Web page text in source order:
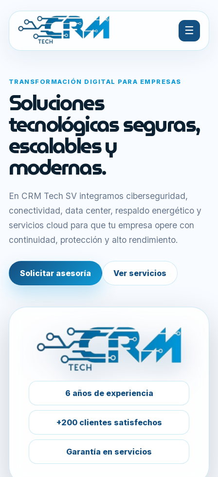
☰
TRANSFORMACIÓN DIGITAL PARA EMPRESAS
Soluciones
tecnológicas seguras,
escalables y
modernas.
En CRM Tech SV integramos ciberseguridad,
conectividad, data center, respaldo energético y
servicios cloud para que tu empresa opere con
continuidad, protección y alto rendimiento.
Solicitar asesoría Ver servicios
6 años de experiencia
+200 clientes satisfechos
Garantía en servicios